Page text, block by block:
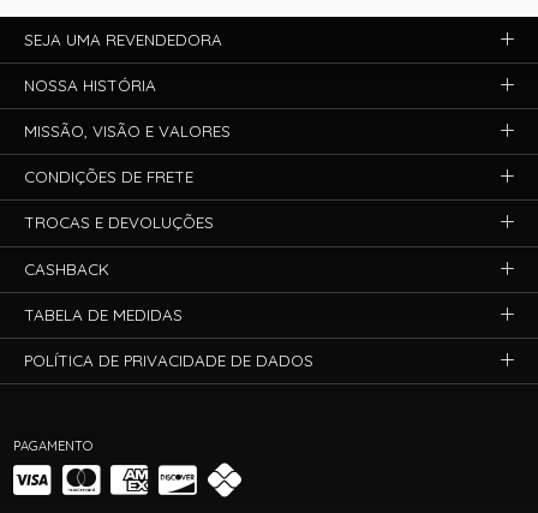
PAGAMENTO
SEJA UMA REVENDEDORA
NOSSA HISTÓRIA
MISSÃO, VISÃO E VALORES
CONDIÇÕES DE FRETE
TROCAS E DEVOLUÇÕES
CASHBACK
TABELA DE MEDIDAS
POLÍTICA DE PRIVACIDADE DE DADOS